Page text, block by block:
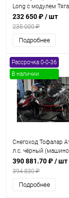
Long с модулем
стандарт. 20 л.с.. с
электростартером. с
подогревом.
232 650 ₽/ шт
235 000 ₽
Подробнее
Рассрочка 0-0-36
В наличии
Снегоход Тофалар
л.с. чёрный
390 881.70 ₽/ шт
394 830 ₽
Подробнее